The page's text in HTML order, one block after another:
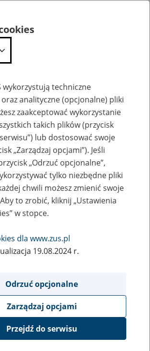
Przepraszamy,
podana strona nie została znaleziona.
Błąd 404
wykorzystują techniczne
analityczne (opcjonalne) pliki
zaakceptować wykorzystanie
takich plików (przycisk
lub dostosować swoje
„Zarządzaj opcjami”). Jeśli
„Odrzuć opcjonalne”,
tylko niezbędne pliki
chwili możesz zmienić swoje
to zrobić, kliknij „Ustawienia
w stopce.
dla www.zus.pl
19.08.2024 r.
Odrzuć opcjonalne
Zarządzaj opcjami
Przejdź do serwisu